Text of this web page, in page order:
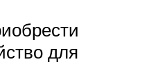
для